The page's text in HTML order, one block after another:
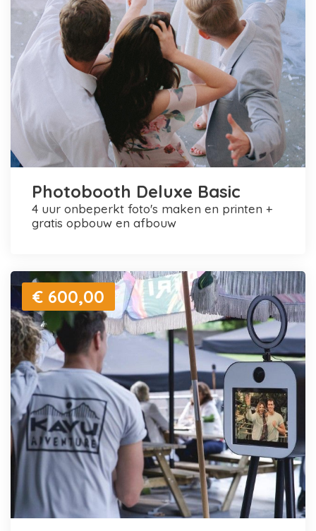
Photobooth Deluxe Basic
4 uur onbeperkt foto's maken en printen +
gratis opbouw en afbouw
€ 600,00